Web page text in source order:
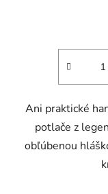
Ani praktické
potlače z
obľúbenou